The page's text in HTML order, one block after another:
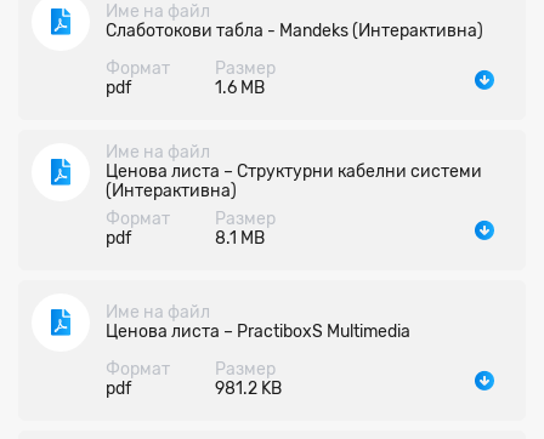
Име на файл
Слаботокови табла - Mandeks (Интерактивна)
Формат
pdf
Размер
1.6 MB
Име на файл
Ценова листа – Структурни кабелни системи
(Интерактивна)
Формат
pdf
Размер
8.1 MB
Име на файл
Ценова листа – PractiboxS Multimedia
Формат
pdf
Размер
981.2 KB